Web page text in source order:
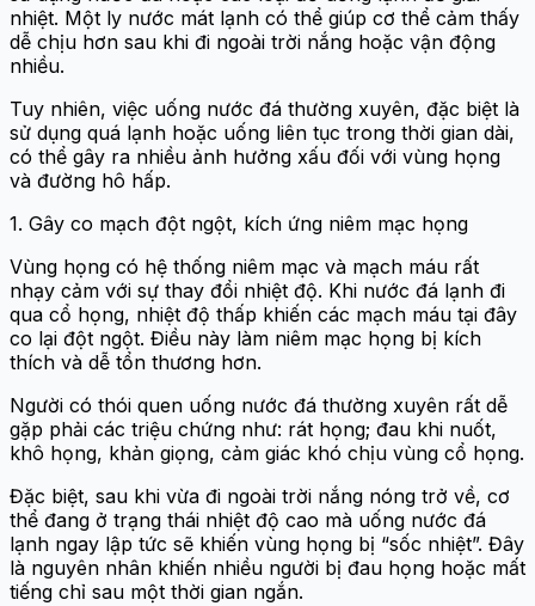
nhiệt. Một ly nước mát lạnh có thể giúp cơ thể cảm thấy
dễ chịu hơn sau khi đi ngoài trời nắng hoặc vận động
nhiều.
Tuy nhiên, việc uống nước đá thường xuyên, đặc biệt là
sử dụng quá lạnh hoặc uống liên tục trong thời gian dài,
có thể gây ra nhiều ảnh hưởng xấu đối với vùng họng
và đường hô hấp.
1. Gây co mạch đột ngột, kích ứng niêm mạc họng
Vùng họng có hệ thống niêm mạc và mạch máu rất
nhạy cảm với sự thay đổi nhiệt độ. Khi nước đá lạnh đi
qua cổ họng, nhiệt độ thấp khiến các mạch máu tại đây
co lại đột ngột. Điều này làm niêm mạc họng bị kích
thích và dễ tổn thương hơn.
Người có thói quen uống nước đá thường xuyên rất dễ
gặp phải các triệu chứng như: rát họng; đau khi nuốt,
khô họng, khản giọng, cảm giác khó chịu vùng cổ họng.
Đặc biệt, sau khi vừa đi ngoài trời nắng nóng trở về, cơ
thể đang ở trạng thái nhiệt độ cao mà uống nước đá
lạnh ngay lập tức sẽ khiến vùng họng bị “sốc nhiệt”. Đây
là nguyên nhân khiến nhiều người bị đau họng hoặc mất
tiếng chỉ sau một thời gian ngắn.